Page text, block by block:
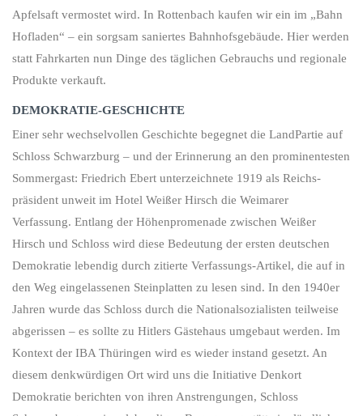
Apfelsaft vermostet wird. In Rottenbach kaufen wir ein im „Bahn
Hofladen“ – ein sorgsam saniertes Bahn­hofs­gebäude. Hier werden
statt Fahrkarten nun Dinge des täglichen Gebrauchs und regionale
Produkte verkauft.
DEMOKRATIE-GESCHICHTE
Einer sehr wechselvollen Geschichte begegnet die LandPartie auf
Schloss Schwarzburg – und der Erinnerung an den promi­nen­testen
Sommergast: Friedrich Ebert unter­zeichnete 1919 als Reichs­
präsident unweit im Hotel Weißer Hirsch die Weimarer
Verfassung. Entlang der Höhen­promenade zwischen Weißer
Hirsch und Schloss wird diese Bedeutung der ersten deutschen
Demokratie lebendig durch zitierte Verfassungs-Artikel, die auf in
den Weg ein­ge­lassenen Stein­platten zu lesen sind. In den 1940er
Jahren wurde das Schloss durch die Nationalsozialisten teilweise
abgerissen – es sollte zu Hitlers Gästehaus umgebaut werden. Im
Kontext der IBA Thüringen wird es wieder instand gesetzt. An
diesem denkwürdigen Ort wird uns die Initiative Denkort
Demokratie berichten von ihren Anstrengungen, Schloss